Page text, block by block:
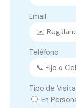
Email
Teléfono
Tipo de Visita
En